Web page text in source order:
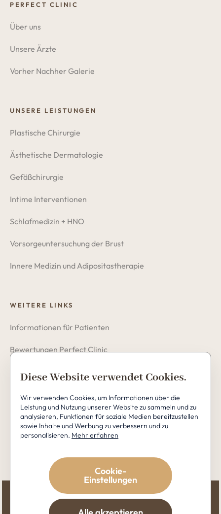
PERFECT CLINIC
Über uns
Unsere Ärzte
Vorher Nachher Galerie
UNSERE LEISTUNGEN
Plastische Chirurgie
Ästhetische Dermatologie
Gefäßchirurgie
Intime Interventionen
Schlafmedizin + HNO
Vorsorgeuntersuchung der Brust
Innere Medizin und Adipositastherapie
WEITERE LINKS
Informationen für Patienten
Bewertungen Perfect Clinic
Datenschutzerklärung
Cookies
Diese Website verwendet Cookies.
Wir verwenden Cookies, um Informationen über die
Leistung und Nutzung unserer Website zu sammeln und zu
analysieren, Funktionen für soziale Medien bereitzustellen
sowie Inhalte und Werbung zu verbessern und zu
personalisieren. Mehr erfahren
Cookie-
Einstellungen